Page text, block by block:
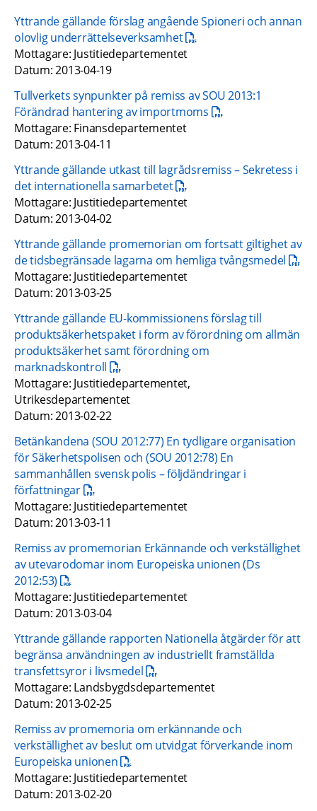
Yttrande gällande förslag angående Spioneri och annan
olovlig underrättelseverksamhetpdf, 15 kB.
Mottagare: Justitiedepartementet
Datum: 2013-04-19
Tullverkets synpunkter på remiss av SOU 2013:1
Förändrad hantering av importmomspdf, 169.1 kB.
Mottagare: Finansdepartementet
Datum: 2013-04-11
Yttrande gällande utkast till lagrådsremiss – Sekretess i
det internationella samarbetetpdf, 53.7 kB.
Mottagare: Justitiedepartementet
Datum: 2013-04-02
Yttrande gällande promemorian om fortsatt giltighet av
de tidsbegränsade lagarna om hemliga tvångsmedel pdf,
Mottagare: Justitiedepartementet
Datum: 2013-03-25
Yttrande gällande EU-kommissionens förslag till
produktsäkerhetspaket i form av förordning om allmän
produktsäkerhet samt förordning om
marknadskontroll pdf, 24.2 kB.
Mottagare: Justitiedepartementet,
Utrikesdepartementet
Datum: 2013-02-22
Betänkandena (SOU 2012:77) En tydligare organisation
för Säkerhetspolisen och (SOU 2012:78) En
sammanhållen svensk polis – följdändringar i
författningarpdf, 77.7 kB.
Mottagare: Justitiedepartementet
Datum: 2013-03-11
Remiss av promemorian Erkännande och verkställighet
av utevarodomar inom Europeiska unionen (Ds
2012:53) pdf, 15 kB.
Mottagare: Justitiedepartementet
Datum: 2013-03-04
Yttrande gällande rapporten Nationella åtgärder för att
begränsa användningen av industriellt framställda
transfettsyror i livsmedelpdf, 154.9 kB.
Mottagare: Landsbygdsdepartementet
Datum: 2013-02-25
Remiss av promemoria om erkännande och
verkställighet av beslut om utvidgat förverkande inom
Europeiska unionenpdf, 18.4 kB.
Mottagare: Justitiedepartementet
Datum: 2013-02-20